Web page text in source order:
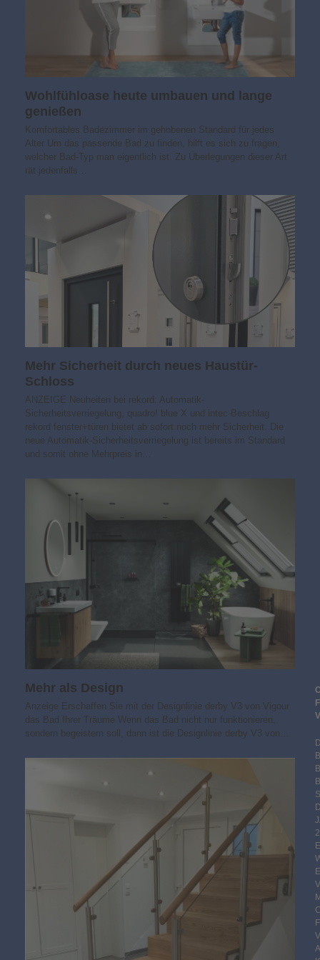
Wohlfühloase heute umbauen und lange
genießen
Komfortables Badezimmer im gehobenen Standard für jedes
Alter Um das passende Bad zu finden, hilft es sich zu fragen,
welcher Bad-Typ man eigentlich ist. Zu Überlegungen dieser Art
rät jedenfalls…
Mehr Sicherheit durch neues Haustür-
Schloss
ANZEIGE Neuheiten bei rekord: Automatik-
Sicherheitsverriegelung, quadro! blue X und intec-Beschlag
rekord fenster+türen bietet ab sofort noch mehr Sicherheit. Die
neue Automatik-Sicherheitsverriegelung ist bereits im Standard
und somit ohne Mehrpreis in…
Mehr als Design
Anzeige Erschaffen Sie mit der Designlinie derby V3 von Vigour
das Bad Ihrer Träume Wenn das Bad nicht nur funktionieren,
sondern begeistern soll, dann ist die Designlinie derby V3 von…